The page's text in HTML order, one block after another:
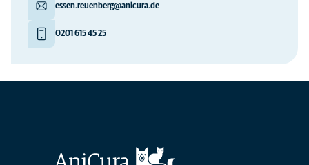
essen.reuenberg@anicura.de
0201 615 45 25